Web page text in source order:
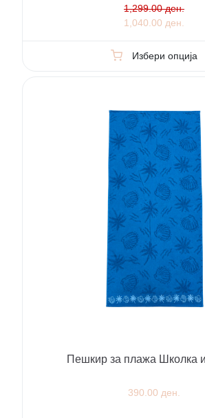
1,299.00 ден.
1,040.00 ден.
Избери опција
Пешкир за плажа Школка
390.00 ден.